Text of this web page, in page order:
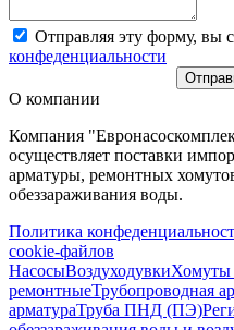
Отправляя эту форму, вы
конфеденциальности
О компании
Компания
осуществляет поставки
арматуры, ремонтных
обеззараживания воды.
Политика
cookie-файлов
НасосыВоздуходувкиХомуты
ремонтныеТрубопроводная
арматураТруба ПНД (ПЭ)